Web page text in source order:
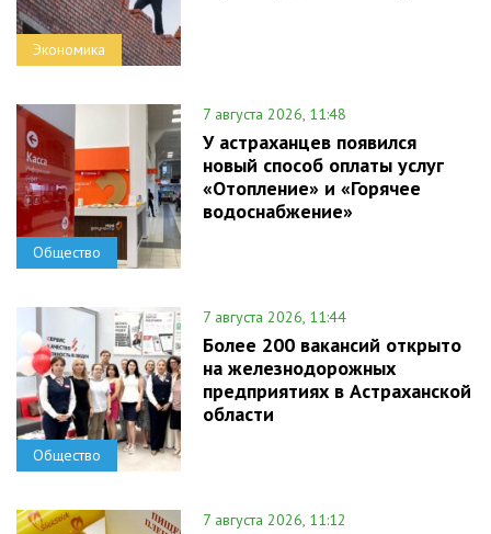
Экономика
Общество
7 августа 2026, 11:48
У астраханцев появился
новый способ оплаты услуг
«Отопление» и «Горячее
водоснабжение»
Общество
7 августа 2026, 11:44
Более 200 вакансий открыто
на железнодорожных
предприятиях в Астраханской
области
7 августа 2026, 11:12